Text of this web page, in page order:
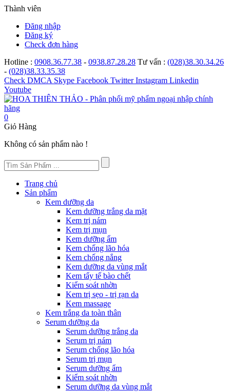
Thành viên
Đăng nhập
Đăng ký
Check đơn hàng
Hotline : 0908.36.77.38 - 0938.87.28.28 Tư vấn : (028)38.30.34.26
- (028)38.33.35.38
Check DMCA Skype Facebook Twitter Instagram Linkedin
Youtube
0
Giỏ Hàng
Không có sản phẩm nào !
Trang chủ
Sản phẩm
Kem dưỡng da
Kem dưỡng trắng da mặt
Kem trị nám
Kem trị mụn
Kem dưỡng ẩm
Kem chống lão hóa
Kem chống nắng
Kem dưỡng da vùng mắt
Kem tẩy tế bào chết
Kiểm soát nhờn
Kem trị sẹo - trị rạn da
Kem massage
Kem trắng da toàn thân
Serum dưỡng da
Serum dưỡng trắng da
Serum trị nám
Serum chống lão hóa
Serum trị mụn
Serum dưỡng ẩm
Kiểm soát nhờn
Serum dưỡng da vùng mắt